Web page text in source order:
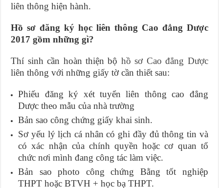
liên thông hiện hành.
Hồ sơ đăng ký học liên thông Cao đẳng Dược
2017 gồm những gì?
Thí sinh cần hoàn thiện bộ hồ sơ Cao đẳng Dược
liên thông với những giấy tờ cần thiết sau:
Phiếu đăng ký xét tuyển liên thông cao đẳng
Dược theo mẫu của nhà trường
Bản sao công chứng giấy khai sinh.
Sơ yếu lý lịch cá nhân có ghi đầy đủ thông tin và
có xác nhận của chính quyền hoặc cơ quan tổ
chức nơi mình đang công tác làm việc.
Bản sao photo công chứng Bằng tốt nghiệp
THPT hoặc BTVH + học bạ THPT.